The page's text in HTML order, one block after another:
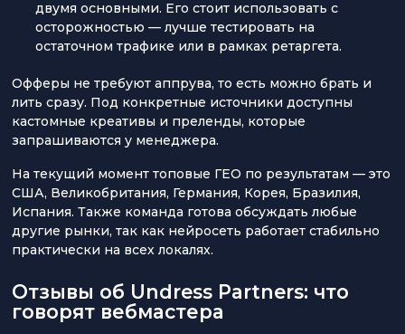
двумя основными. Его стоит использовать с
осторожностью — лучше тестировать на
остаточном трафике или в рамках ретаргета.
Офферы не требуют аппрува, то есть можно брать и
лить сразу. Под конкретные источники доступны
кастомные креативы и преленды, которые
запрашиваются у менеджера.
На текущий момент топовые ГЕО по результатам — это
США, Великобритания, Германия, Корея, Бразилия,
Испания. Также команда готова обсуждать любые
другие рынки, так как нейросеть работает стабильно
практически на всех локалях.
Отзывы об Undress Partners: что
говорят вебмастера